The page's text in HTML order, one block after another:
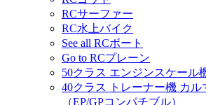
RCサーファー
RC水上バイク
See all RCボート
Go to RCプレーン
50クラス エンジンスケール
40クラス トレーナー機 カ
（EP/GPコンパチブル）